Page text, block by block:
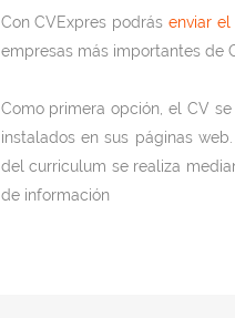
Con CVExpres podrásenviar
empresas más importantes de
Como primera opción, el CV
instalados en sus páginas
del curriculum se realiza
de información